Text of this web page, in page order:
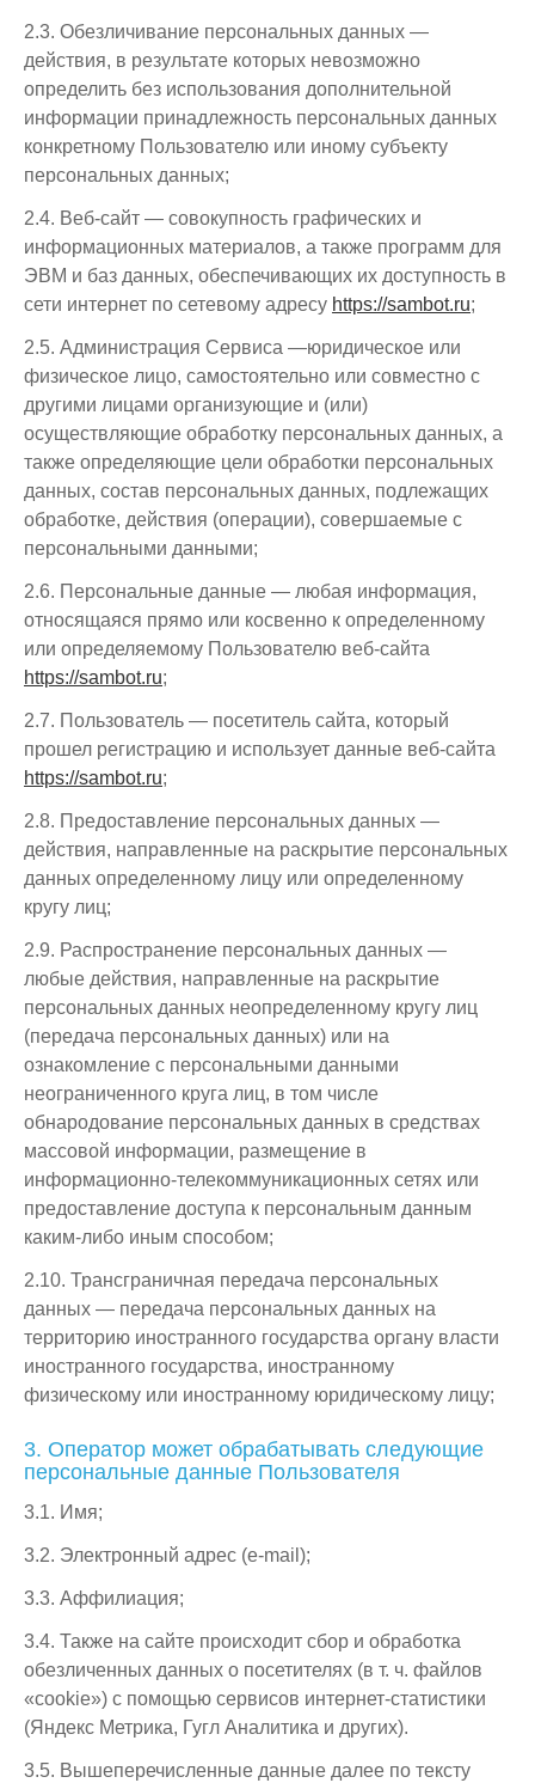
2.3. Обезличивание персональных данных —
действия, в результате которых невозможно
определить без использования дополнительной
информации принадлежность персональных данных
конкретному Пользователю или иному субъекту
персональных данных;
2.4. Веб-сайт — совокупность графических и
информационных материалов, а также программ для
ЭВМ и баз данных, обеспечивающих их доступность в
сети интернет по сетевому адресу https://sambot.ru;
2.5. Администрация Сервиса —юридическое или
физическое лицо, самостоятельно или совместно с
другими лицами организующие и (или)
осуществляющие обработку персональных данных, а
также определяющие цели обработки персональных
данных, состав персональных данных, подлежащих
обработке, действия (операции), совершаемые с
персональными данными;
2.6. Персональные данные — любая информация,
относящаяся прямо или косвенно к определенному
или определяемому Пользователю веб-сайта
https://sambot.ru;
2.7. Пользователь — посетитель сайта, который
прошел регистрацию и использует данные веб-сайта
https://sambot.ru;
2.8. Предоставление персональных данных —
действия, направленные на раскрытие персональных
данных определенному лицу или определенному
кругу лиц;
2.9. Распространение персональных данных —
любые действия, направленные на раскрытие
персональных данных неопределенному кругу лиц
(передача персональных данных) или на
ознакомление с персональными данными
неограниченного круга лиц, в том числе
обнародование персональных данных в средствах
массовой информации, размещение в
информационно-телекоммуникационных сетях или
предоставление доступа к персональным данным
каким-либо иным способом;
2.10. Трансграничная передача персональных
данных — передача персональных данных на
территорию иностранного государства органу власти
иностранного государства, иностранному
физическому или иностранному юридическому лицу;
3. Оператор может обрабатывать следующие
персональные данные Пользователя
3.1. Имя;
3.2. Электронный адрес (e-mail);
3.3. Аффилиация;
3.4. Также на сайте происходит сбор и обработка
обезличенных данных о посетителях (в т. ч. файлов
«cookie») с помощью сервисов интернет-статистики
(Яндекс Метрика, Гугл Аналитика и других).
3.5. Вышеперечисленные данные далее по тексту